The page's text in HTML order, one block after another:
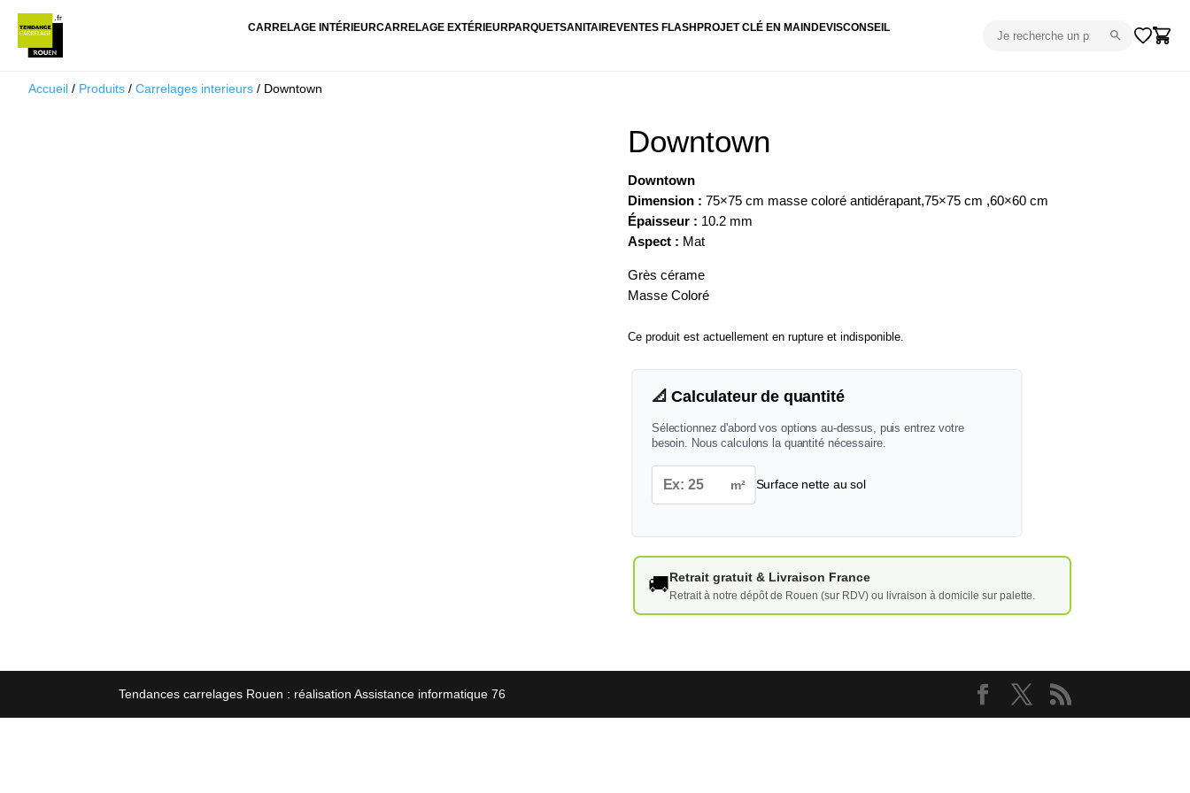
CARRELAGE INTÉRIEURCARRELAGE EXTÉRIEURPARQUETSANITAIREVENTES FLASH PROJET CLÉ EN MAIN DEVISCONSEIL
Accueil / Produits / Carrelages interieurs / Downtown
Downtown
Downtown
Dimension : 75×75 cm masse coloré antidérapant,75×75 cm ,60×60 cm
Épaisseur : 10.2 mm
Aspect : Mat
Grès cérame
Masse Coloré
Ce produit est actuellement en rupture et indisponible.
📐 Calculateur de quantité
Sélectionnez d'abord vos options au-dessus, puis entrez votre
besoin. Nous calculons la quantité nécessaire.
m² Surface nette au sol
🚚Retrait gratuit & Livraison France
Retrait à notre dépôt de Rouen (sur RDV) ou livraison à domicile sur palette.
Tendances carrelages Rouen : réalisation Assistance informatique 76